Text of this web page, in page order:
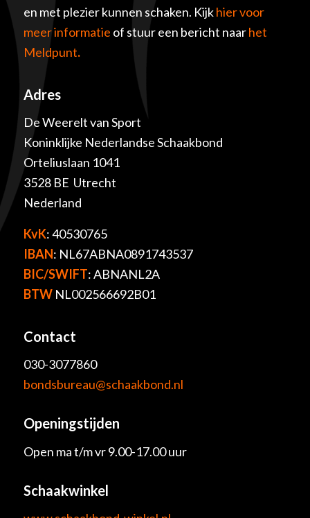
en met plezier kunnen schaken. Kijkhier voor
meer informatie of stuur een bericht naarhet
Meldpunt.
Adres
De Weerelt van Sport
Koninklijke Nederlandse Schaakbond
Orteliuslaan 1041
3528 BE Utrecht
Nederland
KvK: 40530765
IBAN: NL67ABNA0891743537
BIC/SWIFT: ABNANL2A
BTWNL002566692B01
Contact
030-3077860
bondsbureau@schaakbond.nl
Openingstijden
Open ma t/m vr 9.00-17.00 uur
Schaakwinkel